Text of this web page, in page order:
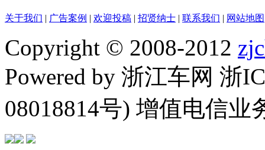
关于我们 | 广告案例 | 欢迎投稿 | 招贤纳士 | 联系我们 | 网站地图
Copyright © 2008-2012
Powered by 浙江车网 浙
08018814号) 增值电信业